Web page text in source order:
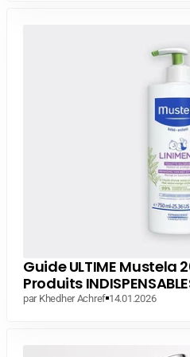
Guide ULTIME Mustela
Produits
par Khedher Achref 14.01.2026